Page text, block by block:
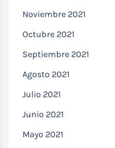
Noviembre 2021
Octubre 2021
Septiembre 2021
Agosto 2021
Julio 2021
Junio 2021
Mayo 2021